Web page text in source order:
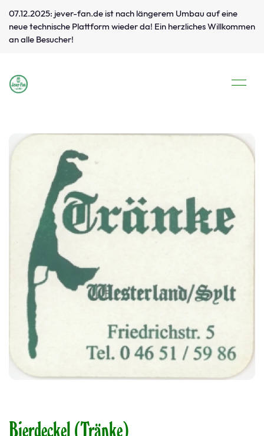
07.12.2025: jever-fan.de ist nach längerem Umbau auf eine
neue technische Plattform wieder da! Ein herzliches Willkommen
an alle Besucher!
Bierdeckel (Tränke)